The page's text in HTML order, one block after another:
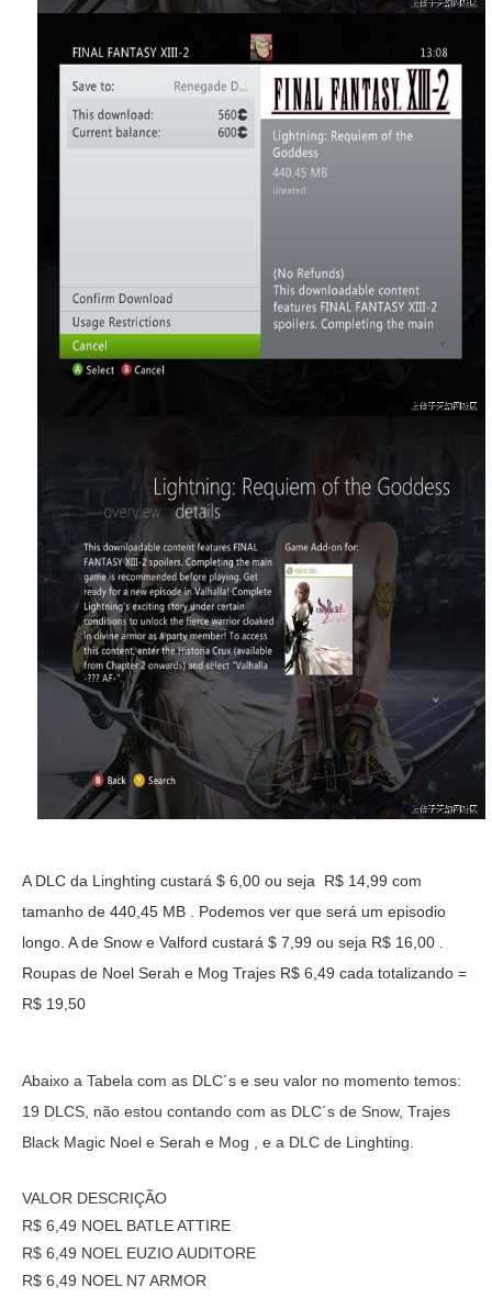
A DLC da Linghting custará $ 6,00 ou seja R$ 14,99 com
tamanho de 440,45 MB . Podemos ver que será um episodio
longo. A de Snow e Valford custará $ 7,99 ou seja R$ 16,00 .
Roupas de Noel Serah e Mog Trajes R$ 6,49 cada totalizando =
R$ 19,50
Abaixo a Tabela com as DLC´s e seu valor no momento temos:
19 DLCS, não estou contando com as DLC´s de Snow, Trajes
Black Magic Noel e Serah e Mog , e a DLC de Linghting.
VALOR DESCRIÇÃO
R$ 6,49 NOEL BATLE ATTIRE
R$ 6,49 NOEL EUZIO AUDITORE
R$ 6,49 NOEL N7 ARMOR